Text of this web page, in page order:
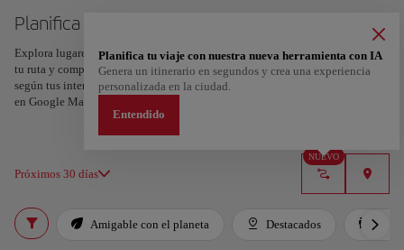
Planifica tu viaje a Dakar
Explora lugares, experiencias y marca con el corazón tus favoritos para crear
tu ruta y compartirla. ¿Quieres más ideas? Obtén un itinerario personalizado
según tus intereses y la duración de tu viaje: en sólo dos pasos y descargable
en Google Maps.
Próximos 30 días
NUEVO
Planifica tu viaje con nuestra nueva herramienta con IA
Genera un itinerario en segundos y crea una experiencia
personalizada en la ciudad.
Entendido
Amigable con el planeta Destacados Para